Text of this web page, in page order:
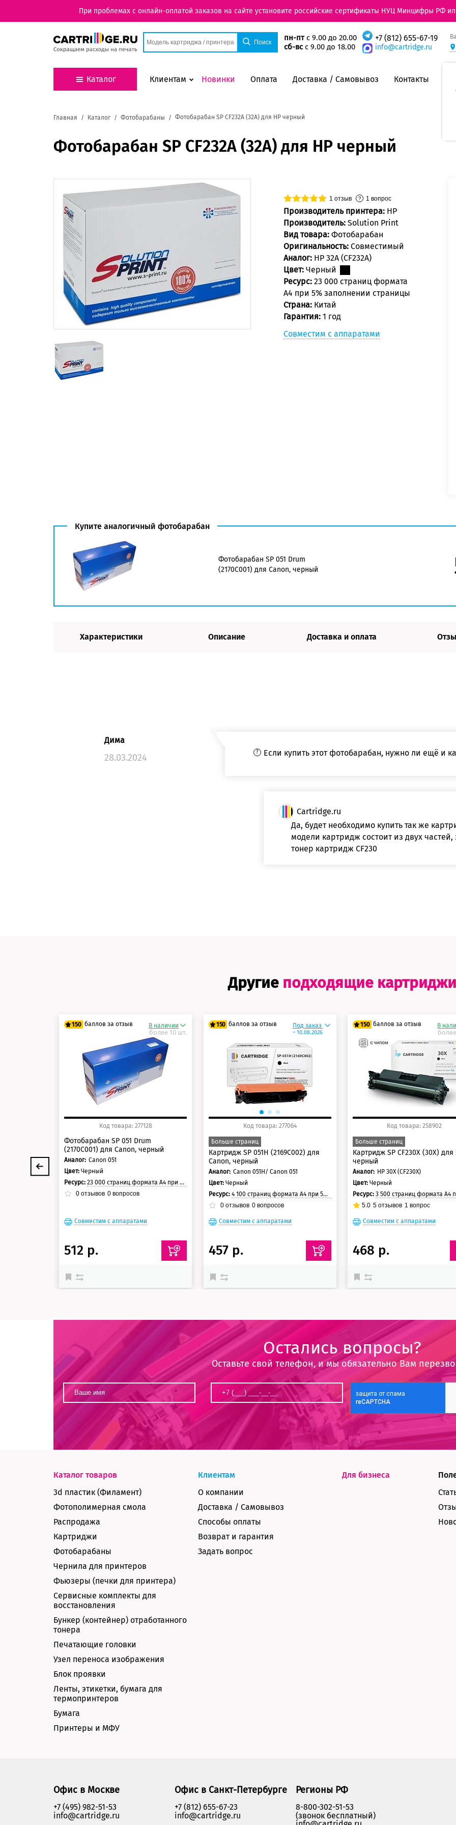
При проблемах с онлайн-оплатой заказов на сайте установите российские сертификаты НУЦ Минцифры РФ
пн-птс 9.00 до 20.00
сб-всс 9.00 до 18.00
+7 (812) 655-67-19
info@cartridge.ru
Каталог Клиентам Новинки Оплата Доставка / Самовывоз Контакты
Главная Каталог Фотобарабаны Фотобарабан SP CF232A (32A) для HP черный
Фотобарабан SP CF232A (32A) для HP черный
1 отзыв 1 вопрос
Производитель принтера: HP
Производитель: Solution Print
Вид товара: Фотобарабан
Оригинальность: Совместимый
Аналог: HP 32A (CF232A)
Цвет: Черный
Ресурс: 23 000 страниц формата
А4 при 5% заполнении страницы
Страна: Китай
Гарантия: 1 год
Совместим с аппаратами
Купите аналогичный фотобарабан
Фотобарабан SP 051 Drum
(2170C001) для Canon, черный
Характеристики Описание Доставка и оплата
Дима
28.03.2024 Если купить этот фотобарабан, нужно ли ещё и
Cartridge.ru
Да, будет необходимо купить так же
модели картридж состоит из двух частей,
тонер картридж CF230
Другие подходящие картриджи
150 баллов за отзыв
125 баллов
150 баллов
В наличии
более 10 шт.
Код товара: 277128
Фотобарабан SP 051 Drum
(2170C001) для Canon, черный
Аналог: Canon 051
Цвет: Черный
Ресурс:23 000 страниц формата А4 при 5% заполнении страницы
0 отзывов 0 вопросов
Совместим с аппаратами
512 р.
150 баллов за отзыв
125 баллов
150 баллов
Под заказ
~ 10.08.2026
Код товара: 277064
Больше страниц
Картридж SP 051H (2169C002) для
Canon, черный
Аналог: Canon 051H/ Canon 051
Цвет: Черный
Ресурс: 4 100 страниц формата А4 при 5% заполнении страницы
0отзывов 0вопросов
Совместим с аппаратами
457 р.
150 баллов за отзыв
125 баллов
В
Код товара: 258902
Больше страниц
Картридж SP CF230X (30X) для
черный
Аналог: HP 30X (CF230X)
Цвет: Черный
Ресурс:3 500 страниц формата А4 при 5% заполнении
5.0 5 отзывов 1 вопрос
Совместим с аппаратами
468 р.
Остались вопросы?
Оставьте свой телефон, и мы обязательно Вам
Каталог товаров
3d пластик (Филамент)
Фотополимерная смола
Распродажа
Картриджи
Фотобарабаны
Чернила для принтеров
Фьюзеры (печки для принтера)
Сервисные комплекты для
восстановления
Бункер (контейнер) отработанного
тонера
Печатающие головки
Узел переноса изображения
Блок проявки
Ленты, этикетки, бумага для
термопринтеров
Бумага
Принтеры и МФУ
Клиентам
О компании
Доставка / Самовывоз
Способы оплаты
Возврат и гарантия
Задать вопрос
Для бизнеса
Офис в Москве
+7 (495) 982-51-53
info@cartridge.ru
Офис в Санкт-Петербурге
+7 (812) 655-67-23
info@cartridge.ru
Регионы РФ
8-800-302-51-53
(звонок бесплатный)